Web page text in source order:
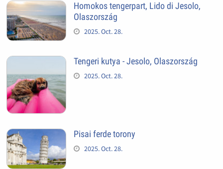
Homokos tengerpart, Lido di Jesolo,
Olaszország
2025. Oct. 28.
Tengeri kutya - Jesolo, Olaszország
2025. Oct. 28.
Pisai ferde torony
2025. Oct. 28.